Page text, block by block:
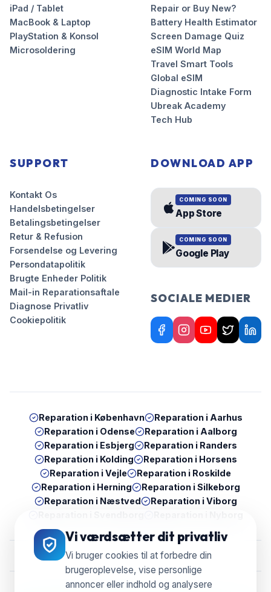
Vi værdsætter dit privatliv
Vi bruger cookies til at forbedre din
brugeroplevelse, vise personlige
annoncer eller indhold og analysere
iPad / Tablet
MacBook & Laptop
PlayStation & Konsol
Microsoldering
Repair or Buy New?
Battery Health Estimator
Screen Damage Quiz
eSIM World Map
Travel Smart Tools
Global eSIM
Diagnostic Intake Form
Ubreak Academy
Tech Hub
SUPPORT
Kontakt Os
Handelsbetingelser
Betalingsbetingelser
Retur & Refusion
Forsendelse og Levering
Persondatapolitik
Brugte Enheder Politik
Mail-in Reparationsaftale
Diagnose Privatliv
Cookiepolitik
DOWNLOAD APP
COMING SOON
App Store
COMING SOON
Google Play
SOCIALE MEDIER
Reparation i København Reparation i Aarhus
Reparation i Odense Reparation i Aalborg
Reparation i Esbjerg Reparation i Randers
Reparation i Kolding Reparation i Horsens
Reparation iVejle Reparation i Roskilde
Reparation i Herning Reparation i Silkeborg
Reparation i Næstved Reparation i Viborg